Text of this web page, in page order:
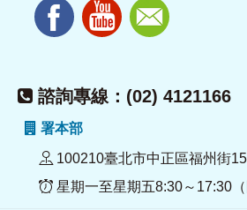
諮詢專線：(02) 4121166
署本部
100210臺北市中正區福州街
星期一至星期五8:30～17:30（